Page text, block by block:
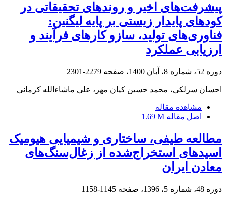
پیشرفت‌های اخیر و روندهای تحقیقاتی در
کودهای پایدار زیستی بر پایه لیگنین:
فناوری‌های تولید، سازو کارهای فرآیند و
ارزیابی عملکرد
دوره 52، شماره 8، آبان 1400، صفحه 2279-2301
احسان سرلکی، محمد حسین کیان مهر، علی ماشاء‌الله کرمانی
مشاهده مقاله
اصل مقاله 1.69 M
مطالعه طیفی، ساختاری و شیمیایی هیومیک
اسیدهای استخراج‌شده از زغال‌سنگ‌های
معادن ایران
دوره 48، شماره 5، 1396، صفحه 1145-1158